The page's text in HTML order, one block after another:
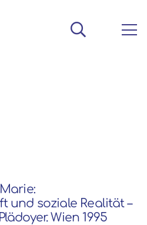
und soziale Realität –
Wien 1995